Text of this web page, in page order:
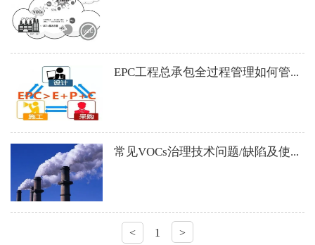
EPC工程总承包全过程管理如何管...
常见VOCs治理技术问题/缺陷及使...
< 1 >